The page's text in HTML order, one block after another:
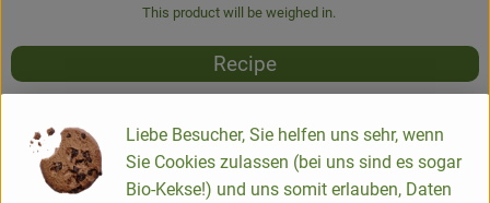
This product will be weighed in.
Recipe
DE-ÖKO-006
Liebe Besucher, Sie helfen uns sehr, wenn
Sie Cookies zulassen (bei uns sind es sogar
Bio-Kekse!) und uns somit erlauben, Daten